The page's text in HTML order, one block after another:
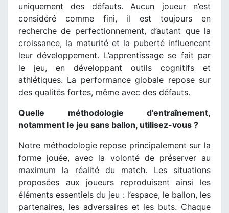
uniquement des défauts. Aucun joueur n’est
considéré comme fini, il est toujours en
recherche de perfectionnement, d’autant que la
croissance, la maturité et la puberté influencent
leur développement. L’apprentissage se fait par
le jeu, en développant outils cognitifs et
athlétiques. La performance globale repose sur
des qualités fortes, même avec des défauts.
Quelle méthodologie d’entraînement,
notamment le jeu sans ballon, utilisez-vous ?
Notre méthodologie repose principalement sur la
forme jouée, avec la volonté de préserver au
maximum la réalité du match. Les situations
proposées aux joueurs reproduisent ainsi les
éléments essentiels du jeu : l’espace, le ballon, les
partenaires, les adversaires et les buts. Chaque